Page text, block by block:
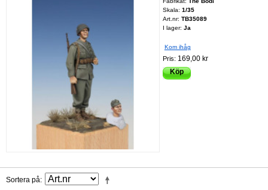
Skala: 1/35
Art.nr: TB35089
I lager: Ja
Kom ihåg
Pris: 169,00 kr
Köp
Sortera på